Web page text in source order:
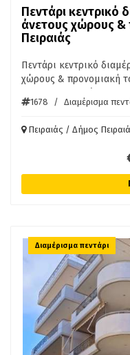
Πεντάρι κεντρικό
άνετους χώρους &
Πειραιάς
Πεντάρι κεντρικό
χώρους & προνομιακή
με θέα σε εκκλησία
μπαλκόνι 125 τ.μ. Ο
αυτόνομη θέρμανση και
1678 / Διαμέρισμα
Πειραιάς / Δήμος
Διαμέρισμα πεντάρι